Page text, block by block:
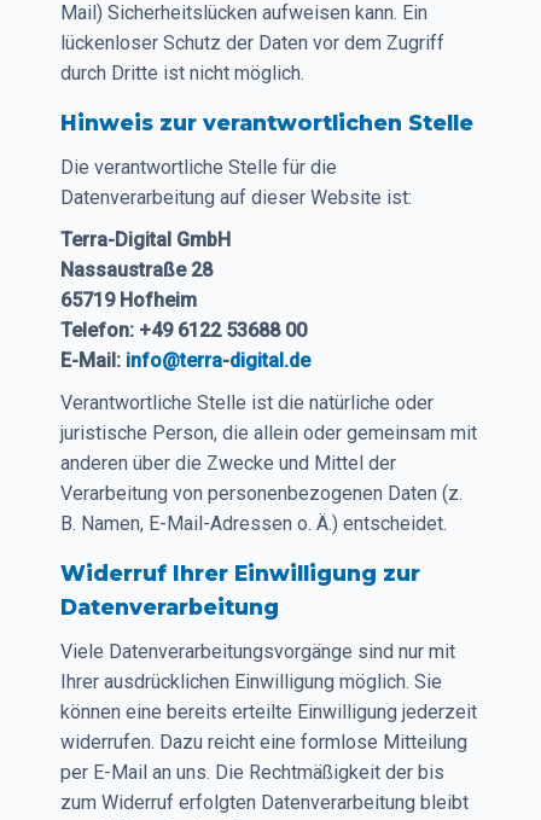
Mail) Sicherheitslücken aufweisen kann. Ein
lückenloser Schutz der Daten vor dem Zugriff
durch Dritte ist nicht möglich.
Hinweis zur verantwortlichen Stelle
Die verantwortliche Stelle für die
Datenverarbeitung auf dieser Website ist:
Terra-Digital GmbH
Nassaustraße 28
65719 Hofheim
Telefon: +49 6122 53688 00
E-Mail: info@terra-digital.de
Verantwortliche Stelle ist die natürliche oder
juristische Person, die allein oder gemeinsam mit
anderen über die Zwecke und Mittel der
Verarbeitung von personenbezogenen Daten (z.
B. Namen, E-Mail-Adressen o. Ä.) entscheidet.
Widerruf Ihrer Einwilligung zur
Datenverarbeitung
Viele Datenverarbeitungsvorgänge sind nur mit
Ihrer ausdrücklichen Einwilligung möglich. Sie
können eine bereits erteilte Einwilligung jederzeit
widerrufen. Dazu reicht eine formlose Mitteilung
per E-Mail an uns. Die Rechtmäßigkeit der bis
zum Widerruf erfolgten Datenverarbeitung bleibt